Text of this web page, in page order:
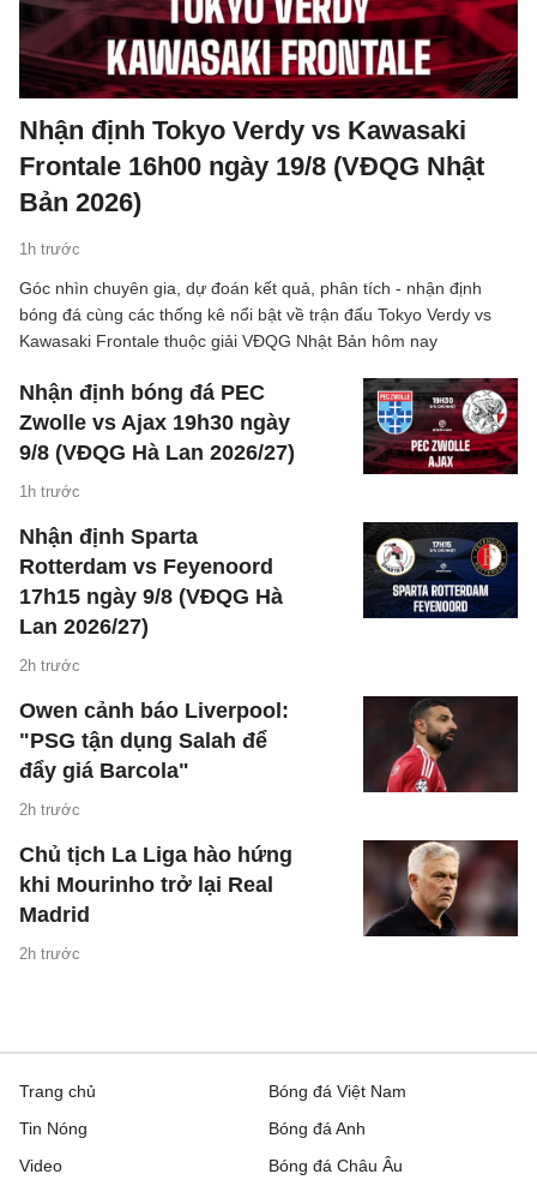
Nhận định Tokyo Verdy vs Kawasaki
Frontale 16h00 ngày 19/8 (VĐQG Nhật
Bản 2026)
1h trước
Góc nhìn chuyên gia, dự đoán kết quả, phân tích - nhận định
bóng đá cùng các thống kê nổi bật về trận đấu Tokyo Verdy vs
Kawasaki Frontale thuộc giải VĐQG Nhật Bản hôm nay
Nhận định bóng đá PEC
Zwolle vs Ajax 19h30 ngày
9/8 (VĐQG Hà Lan 2026/27)
1h trước
Nhận định Sparta
Rotterdam vs Feyenoord
17h15 ngày 9/8 (VĐQG Hà
Lan 2026/27)
2h trước
Owen cảnh báo Liverpool:
"PSG tận dụng Salah để
đẩy giá Barcola"
2h trước
Chủ tịch La Liga hào hứng
khi Mourinho trở lại Real
Madrid
2h trước
Trang chủ
Tin Nóng
Video
Bóng đá Việt Nam
Bóng đá Anh
Bóng đá Châu Âu